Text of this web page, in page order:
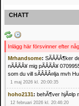
CHATT
Inlägg här försvinner efter
Mrhandsome:
nÃÂÃÂ¥ mig pÃÂÃÂ¥
som du vill sÃÂÃÂ¤lja mvh
1 maj 2026 kl. 20:00:35
hoho2131: behÃ¶ver hjÃ¤lp
12 februari 2026 kl. 20:46:20